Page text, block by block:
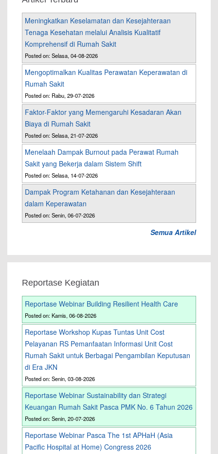
Meningkatkan Keselamatan dan Kesejahteraan
Tenaga Kesehatan melalui Analisis Kualitatif
Komprehensif di Rumah Sakit
Posted on: Selasa, 04-08-2026
Mengoptimalkan Kualitas Perawatan Keperawatan di
Rumah Sakit
Posted on: Rabu, 29-07-2026
Faktor-Faktor yang Memengaruhi Kesadaran Akan
Biaya di Rumah Sakit
Posted on: Selasa, 21-07-2026
Menelaah Dampak Burnout pada Perawat Rumah
Sakit yang Bekerja dalam Sistem Shift
Posted on: Selasa, 14-07-2026
Dampak Program Ketahanan dan Kesejahteraan
dalam Keperawatan
Posted on: Senin, 06-07-2026
Semua Artikel
Reportase Kegiatan
Reportase Webinar Building Resilient Health Care
Posted on: Kamis, 06-08-2026
Reportase Workshop Kupas Tuntas Unit Cost
Pelayanan RS Pemanfaatan Informasi Unit Cost
Rumah Sakit untuk Berbagai Pengambilan Keputusan
di Era JKN
Posted on: Senin, 03-08-2026
Reportase Webinar Sustainability dan Strategi
Keuangan Rumah Sakit Pasca PMK No. 6 Tahun 2026
Posted on: Senin, 20-07-2026
Reportase Webinar Pasca The 1st APHaH (Asia
Pacific Hospital at Home) Congress 2026